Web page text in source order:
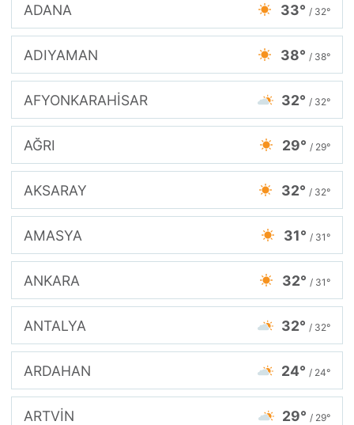
ADANA 33° / 32°
ADIYAMAN 38° / 38°
AFYONKARAHİSAR 32° / 32°
AĞRI 29° / 29°
AKSARAY 32° / 32°
AMASYA 31° / 31°
ANKARA 32° / 31°
ANTALYA 32° / 32°
ARDAHAN 24° / 24°
ARTVİN 29° / 29°